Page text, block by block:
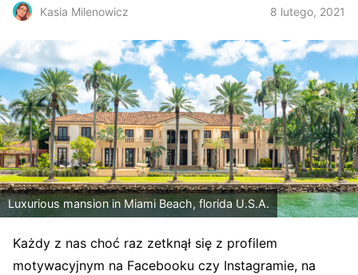
Kasia Milenowicz 8 lutego, 2021
Luxurious mansion in Miami Beach, florida U.S.A.
Każdy z nas choć raz zetknął się z profilem
motywacyjnym na Facebooku czy Instagramie, na